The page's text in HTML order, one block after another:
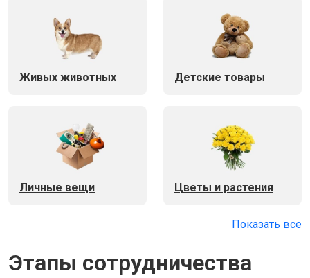
Живых животных Детские товары
Личные вещи Цветы и растения
Показать все
Этапы сотрудничества